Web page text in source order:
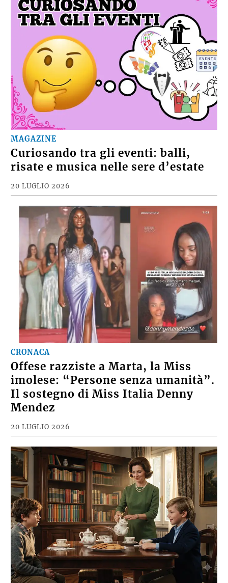
MAGAZINE
Curiosando tra gli eventi: balli,
risate e musica nelle sere d’estate
20 LUGLIO 2026
CRONACA
Offese razziste a Marta, la Miss
imolese: “Persone senza umanità”.
Il sostegno di Miss Italia Denny
Mendez
20 LUGLIO 2026